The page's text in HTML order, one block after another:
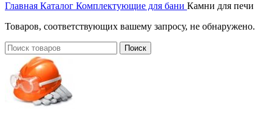
Главная Каталог Комплектующие для бани Камни для печи
Товаров, соответствующих вашему запросу, не обнаружено.
Поиск